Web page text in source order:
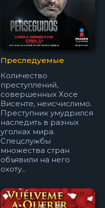
Преследуемые
Количество
преступлений,
совершенных Хосе
Висенте, неисчислимо.
Преступник умудрился
наследить в разных
уголках мира.
Спецслужбы
множества стран
объявили на него
охоту...